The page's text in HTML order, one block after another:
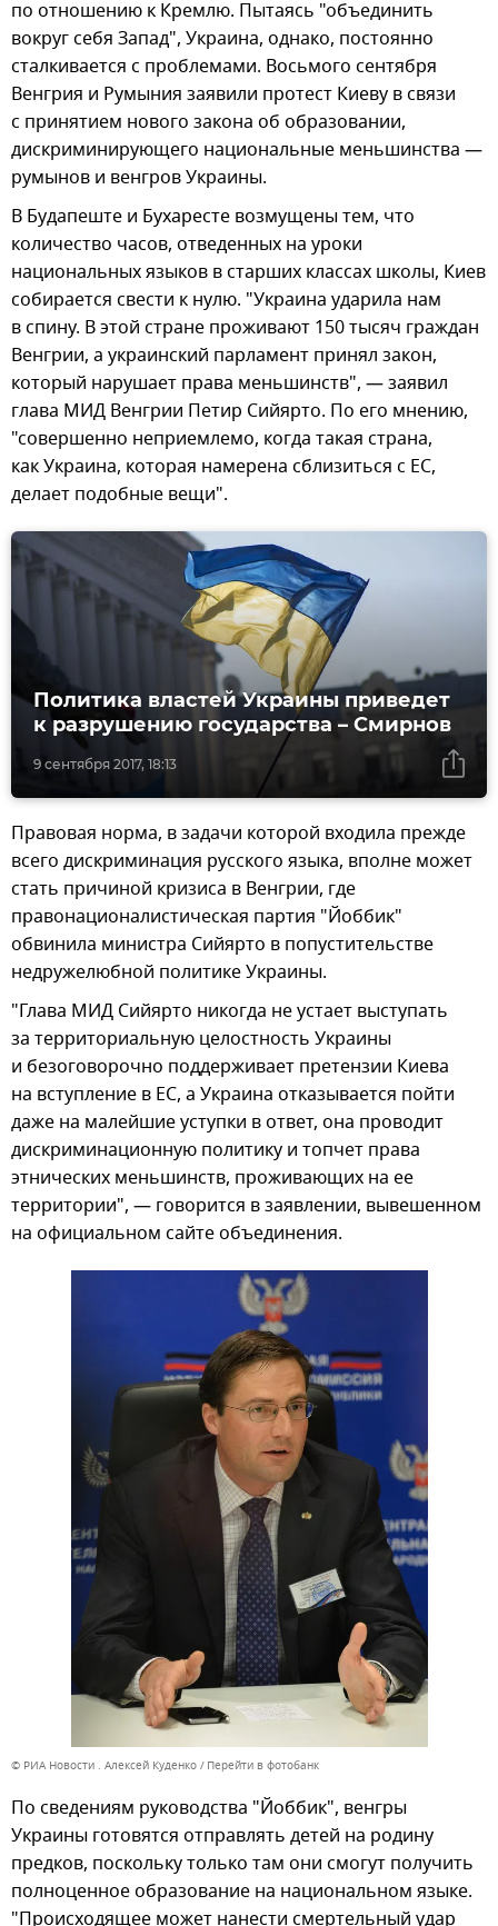
по отношению к Кремлю. Пытаясь "объединить
вокруг себя Запад", Украина, однако, постоянно
сталкивается с проблемами. Восьмого сентября
Венгрия и Румыния заявили протест Киеву в связи
с принятием нового закона об образовании,
дискриминирующего национальные меньшинства —
румынов и венгров Украины.
В Будапеште и Бухаресте возмущены тем, что
количество часов, отведенных на уроки
национальных языков в старших классах школы, Киев
собирается свести к нулю. "Украина ударила нам
в спину. В этой стране проживают 150 тысяч граждан
Венгрии, а украинский парламент принял закон,
который нарушает права меньшинств", — заявил
глава МИД Венгрии Петир Сийярто. По его мнению,
"совершенно неприемлемо, когда такая страна,
как Украина, которая намерена сблизиться с ЕС,
делает подобные вещи".
9 сентября 2017, 18:13
Политика властей Украины приведет
к разрушению государства – Смирнов
Правовая норма, в задачи которой входила прежде
всего дискриминация русского языка, вполне может
стать причиной кризиса в Венгрии, где
правонационалистическая партия "Йоббик"
обвинила министра Сийярто в попустительстве
недружелюбной политике Украины.
"Глава МИД Сийярто никогда не устает выступать
за территориальную целостность Украины
и безоговорочно поддерживает претензии Киева
на вступление в ЕС, а Украина отказывается пойти
даже на малейшие уступки в ответ, она проводит
дискриминационную политику и топчет права
этнических меньшинств, проживающих на ее
территории", — говорится в заявлении, вывешенном
на официальном сайте объединения.
© РИА Новости . Алексей Куденко Перейти в фотобанк
По сведениям руководства "Йоббик", венгры
Украины готовятся отправлять детей на родину
предков, поскольку только там они смогут получить
полноценное образование на национальном языке.
"Происходящее может нанести смертельный удар